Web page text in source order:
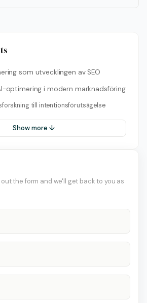
som utvecklingen av SEO
optimering i modern marknadsföring
till intentionsförutsägelse
Show more ↓
the form and we'll get back to you as